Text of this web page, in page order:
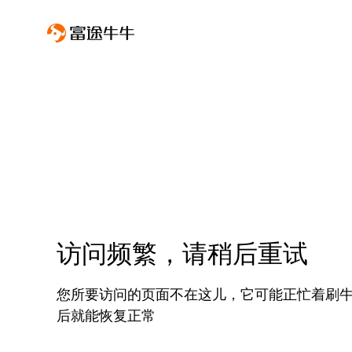
访问频繁，请稍后重试
您所要访问的页面不在这儿，它可能正忙着刷
后就能恢复正常